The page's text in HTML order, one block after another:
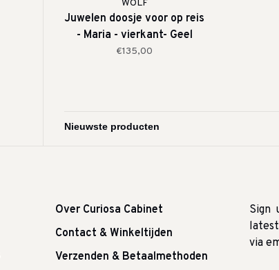
WOLF
Juwelen doosje voor op reis
- Maria - vierkant- Geel
€135,00
Over Curiosa Cabinet
Contact & Winkeltijden
Verzenden & Betaalmethoden
Sign
via